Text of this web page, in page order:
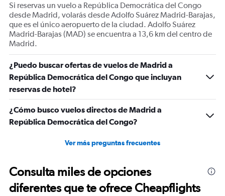
Si reservas un vuelo a República Democrática del Congo
desde Madrid, volarás desde Adolfo Suárez Madrid-Barajas,
que es el único aeropuerto de la ciudad. Adolfo Suárez
Madrid-Barajas (MAD) se encuentra a 13,6 km del centro de
Madrid.
¿Puedo buscar ofertas de vuelos de Madrid a
República Democrática del Congo que incluyan
reservas de hotel?
¿Cómo busco vuelos directos de Madrid a
República Democrática del Congo?
Ver más preguntas frecuentes
Consulta miles de opciones
diferentes que te ofrece Cheapflights